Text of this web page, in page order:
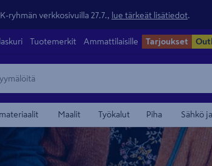
ryhmän verkkosivuilla 27.7., lue tärkeät lisätiedot
Tuotemerkit Ammattilaisille Tarjoukset
Maalit Työkalut Piha Sähkö